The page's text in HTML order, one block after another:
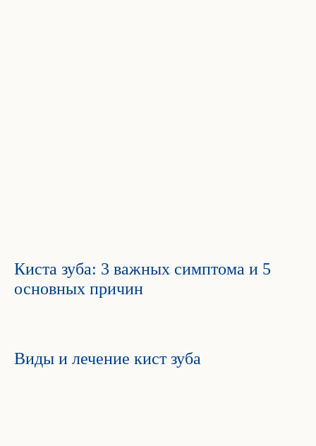
Киста зуба: 3 важных симптома и 5
основных причин
Виды и лечение кист зуба